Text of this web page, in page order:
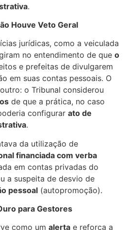
.
Houve Veto Geral
jurídicas, como a veiculada
no entendimento de que o
e prefeitas de divulgarem
em suas contas pessoais. O
o Tribunal considerou
de que a prática, no caso
configurar ato de
.
da utilização de
financiada com verba
em contas privadas do
a suspeita de desvio de
pessoal (autopromoção).
para Gestores
como um alerta e reforça a